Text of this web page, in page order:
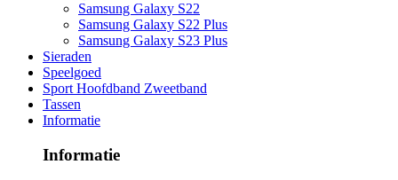
Samsung Galaxy S22
Samsung Galaxy S22 Plus
Samsung Galaxy S23 Plus
Sieraden
Speelgoed
Sport Hoofdband Zweetband
Tassen
Informatie
Informatie